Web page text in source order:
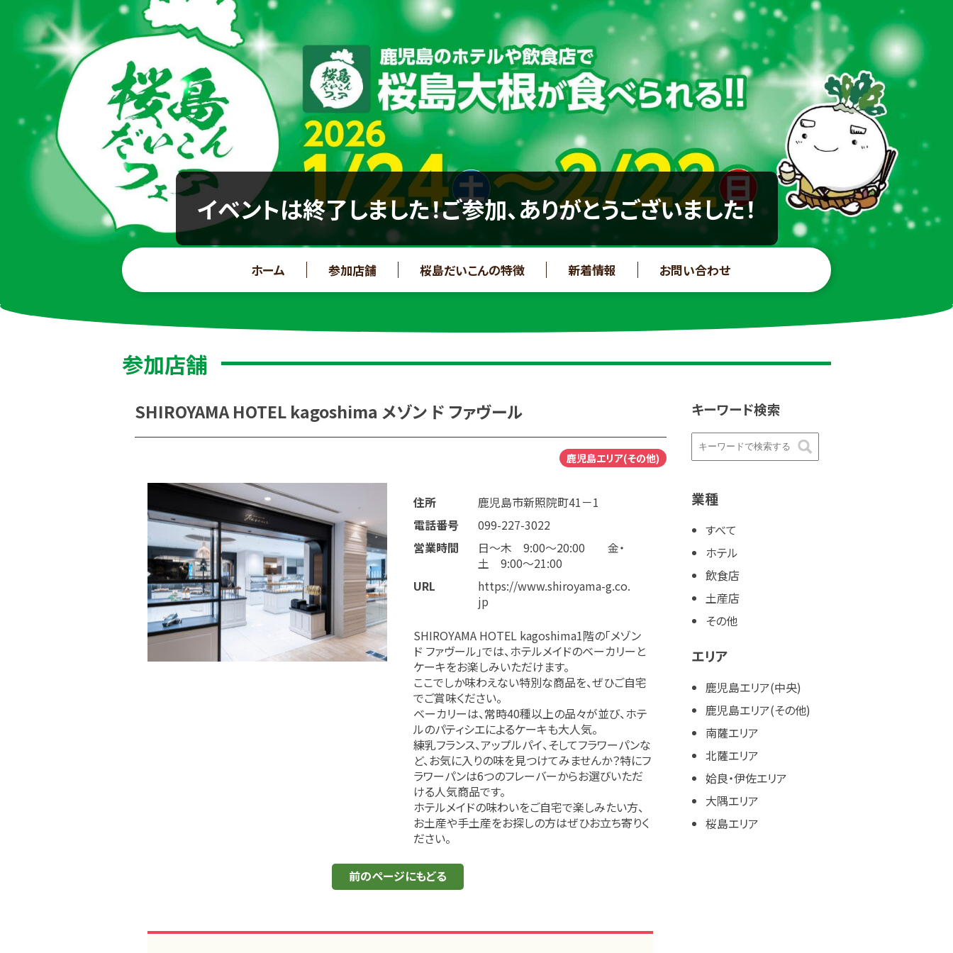
イベントは終了しました！ご参加、ありがとうございました！
ホーム 参加店舗 桜島だいこんの特徴 新着情報 お問い合わせ
参加店舗
SHIROYAMA HOTEL kagoshima メゾン ド ファヴール
鹿児島エリア(その他)
住所
鹿児島市新照院町41－1
電話番号
099-227-3022
営業時間
日～木 9:00～20:00 金・
土 9:00～21:00
URL
https://www.shiroyama-g.co.
jp
SHIROYAMA HOTEL kagoshima1階の「メゾン
ド ファヴール」では、ホテルメイドのベーカリーと
ケーキをお楽しみいただけます。
ここでしか味わえない特別な商品を、ぜひご自宅
でご賞味ください。
ベーカリーは、常時40種以上の品々が並び、ホテ
ルのパティシエによるケーキも大人気。
練乳フランス、アップルパイ、そしてフラワーパンな
ど、お気に入りの味を見つけてみませんか？特にフ
ラワーパンは6つのフレーバーからお選びいただ
ける人気商品です。
ホテルメイドの味わいをご自宅で楽しみたい方、
お土産や手土産をお探しの方はぜひお立ち寄りく
ださい。
前のページにもどる
キーワード検索
業種
すべて
ホテル
飲食店
土産店
その他
エリア
鹿児島エリア(中央)
鹿児島エリア(その他)
南薩エリア
北薩エリア
姶良・伊佐エリア
大隅エリア
桜島エリア